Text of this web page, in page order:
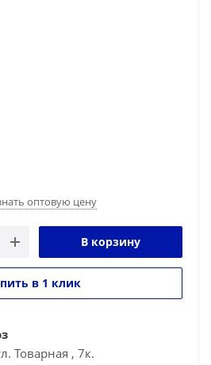
оптовую цену
В корзину
в 1 клик
Товарная , 7к.